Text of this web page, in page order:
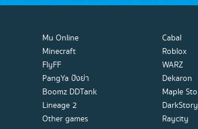
Mu Online
Cabal
Minecraft
Roblox
FlyFF
WARZ
PangYa ปังย่า
Dekaron
Boomz DDTank
Maple
Lineage 2
DarkStory
Other games
Raycity